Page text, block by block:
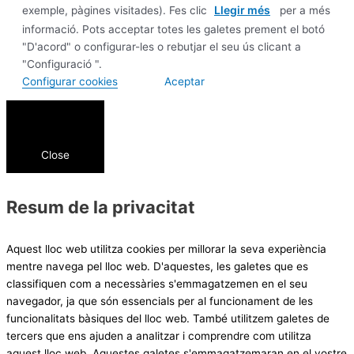
exemple, pàgines visitades). Fes clic
Llegir més
per a més
informació. Pots acceptar totes les galetes prement el botó
"D'acord" o configurar-les o rebutjar el seu ús clicant a
"Configuració ".
Configurar cookies
Aceptar
Close
Resum de la privacitat
Aquest lloc web utilitza cookies per millorar la seva experiència
mentre navega pel lloc web. D'aquestes, les galetes que es
classifiquen com a necessàries s'emmagatzemen en el seu
navegador, ja que són essencials per al funcionament de les
funcionalitats bàsiques del lloc web. També utilitzem galetes de
tercers que ens ajuden a analitzar i comprendre com utilitza